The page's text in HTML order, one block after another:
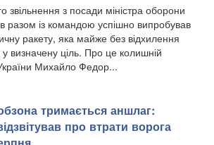
звільнення з посади міністра оборони
із командою успішно випробував
ракету, яка майже без відхилення
у визначену ціль. Про це колишній
Михайло Федор...
тримається аншлаг:
про втрати ворога